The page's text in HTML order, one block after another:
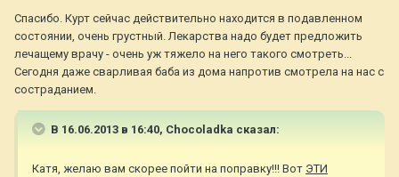
Спасибо. Курт сейчас действительно находится в подавленном
состоянии, очень грустный. Лекарства надо будет предложить
лечащему врачу - очень уж тяжело на него такого смотреть...
Сегодня даже сварливая баба из дома напротив смотрела на нас с
состраданием.
В 16.06.2013 в 16:40, Chocoladka сказал:
Катя, желаю вам скорее пойти на поправку!!! Вот ЭТИ